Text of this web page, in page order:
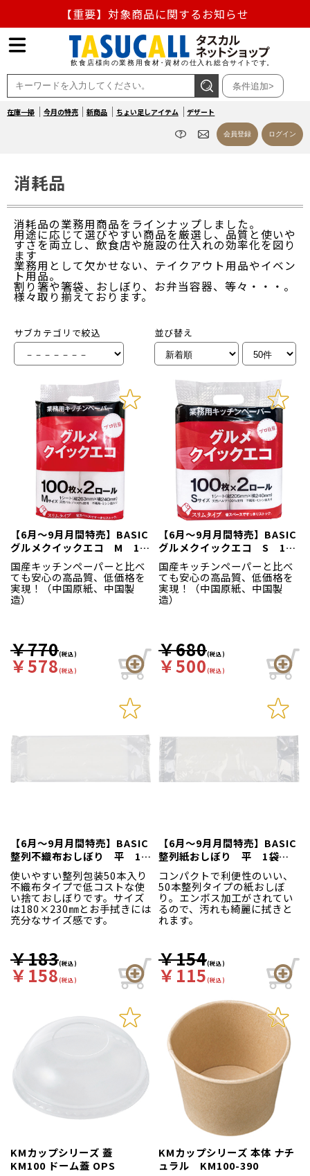
【重要】熊本地震の影響による商品出荷停止のお知らせ
熊本県熊本地方を震源とする地震の影響によるお荷物のお
届け遅延について
お盆の営業について
【重要】対象商品に関するお知らせ
条件追加>
在庫一掃 今月の特売 新商品 ちょい足しアイテム デザート
会員登録 ログイン
消耗品
消耗品の業務用商品をラインナップしました。
用途に応じて選びやすい商品を厳選し、品質と使いや
すさを両立し、飲食店や施設の仕入れの効率化を図り
ます
業務用として欠かせない、テイクアウト用品やイベン
ト用品。
割り箸や箸袋、おしぼり、お弁当容器、等々・・・。
様々取り揃えております。
サブカテゴリで絞込 並び替え
【6月～9月月間特売】BASIC
グルメクイックエコ M 1袋
（2本入）
国産キッチンペーパーと比べ
ても安心の高品質、低価格を
実現！（中国原紙、中国製
造）
￥770(税込)
￥578(税込)
【6月～9月月間特売】BASIC
グルメクイックエコ S 1袋
（2本入）
国産キッチンペーパーと比べ
ても安心の高品質、低価格を
実現！（中国原紙、中国製
造）
￥680(税込)
￥500(税込)
【6月～9月月間特売】BASIC
整列不織布おしぼり 平 1袋
（50本入）
使いやすい整列包装50本入り
不織布タイプで低コストな使
い捨ておしぼりです。サイズ
は180×230㎜とお手拭きには
充分なサイズ感です。
￥183(税込)
￥158(税込)
【6月～9月月間特売】BASIC
整列紙おしぼり 平 1袋
（50本入）
コンパクトで利便性のいい、
50本整列タイプの紙おしぼ
り。エンボス加工がされてい
るので、汚れも綺麗に拭きと
れます。
￥154(税込)
￥115(税込)
KMカップシリーズ 蓋
KM100 ドーム蓋 OPS
KMカップシリーズ 本体 ナチ
ュラル KM100-390